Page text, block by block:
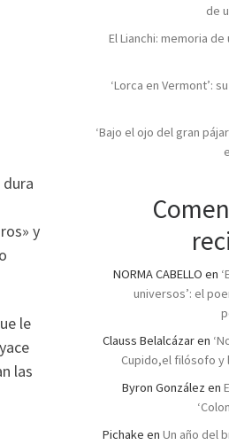
y
le
las
de
El Lianchi: memoria
‘Lorca en Vermont’:
‘Bajo el ojo del gran
NORMA CABELLO en
universos’: el
Clauss Belalcázaren
Cupido,el filósofo y
Byron González en
Pichake en Un año del